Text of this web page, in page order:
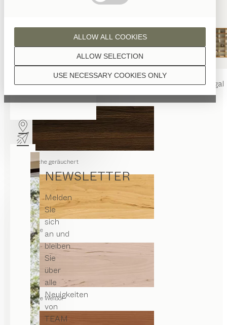
USE NECESSARY COOKIES ONLY
ALLOW SELECTION
ALLOW ALL COOKIES
nyaTisch nyaStuhl filignoRegal
NEWSLETTER
Melden
Sie
sich
an und
bleiben
Sie
über
alle
Neuigkeiten
von
TEAM
Eiche
Eiche Weißöl
Eiche geräuchert
Erle
Erle Weißöl